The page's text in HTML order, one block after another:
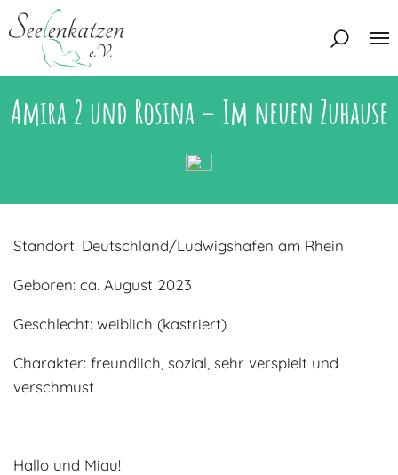
Über uns
Mitglied werden
Eine Katze adoptieren
Interessentenbogen
Zuhause gesucht
Regenbogenbrücke
Kontakt
Interessentenbogen
Kontaktformular
Blog
Amira 2 und Rosina – Im neuen Zuhause
Standort: Deutschland/Ludwigshafen am Rhein
Geboren: ca. August 2023
Geschlecht: weiblich (kastriert)
Charakter: freundlich, sozial, sehr verspielt und
verschmust
Hallo und Miau!